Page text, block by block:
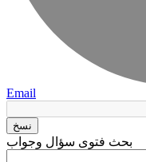
Email
نسخ
بحث فتوى سؤال وجواب